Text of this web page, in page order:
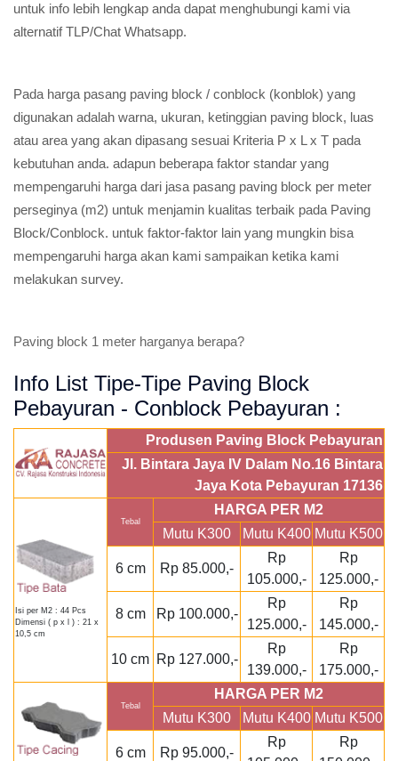
untuk info lebih lengkap anda dapat menghubungi kami via
alternatif TLP/Chat Whatsapp.
Pada harga pasang paving block / conblock (konblok) yang
digunakan adalah warna, ukuran, ketinggian paving block, luas
atau area yang akan dipasang sesuai Kriteria P x L x T pada
kebutuhan anda. adapun beberapa faktor standar yang
mempengaruhi harga dari jasa pasang paving block per meter
perseginya (m2) untuk menjamin kualitas terbaik pada Paving
Block/Conblock. untuk faktor-faktor lain yang mungkin bisa
mempengaruhi harga akan kami sampaikan ketika kami
melakukan survey.
Paving block 1 meter harganya berapa?
Info List Tipe-Tipe Paving Block
Pebayuran - Conblock Pebayuran :
Produsen Paving Block Pebayuran
Jl. Bintara Jaya IV Dalam No.16 Bintara
Jaya Kota Pebayuran 17136
Isi per M2 : 44 Pcs
Dimensi ( p x l ) : 21 x
10,5 cm
Tebal
HARGA PER M2
Mutu K300
Mutu K400 Mutu K500
6 cm Rp 85.000,-
Rp
105.000,-
Rp
125.000,-
8 cm Rp 100.000,-
Rp
125.000,-
Rp
145.000,-
10 cm Rp 127.000,-
Rp
139.000,-
Rp
175.000,-
Tebal
HARGA PER M2
Mutu K300
Mutu K400 Mutu K500
6 cm Rp 95.000,-
Rp
Rp